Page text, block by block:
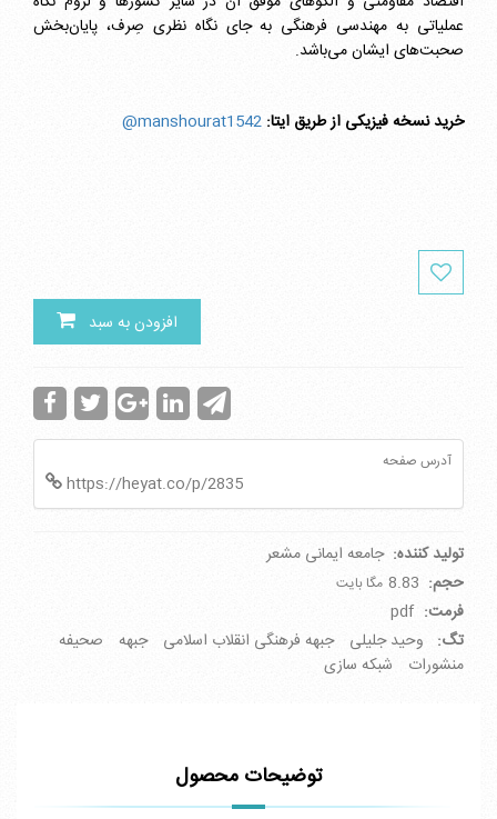
عملیاتی به مهندسی فرهنگی به جای نگاه نظری صِرف، پایان‌بخش
صحبت‌های ایشان می‌باشد.
خرید نسخه فیزیکی از طریق ایتا: manshourat1542@
افزودن به سبد
آدرس صفحه
https://heyat.co/p/2835
تولید کننده: جامعه ایمانی مشعر
حجم: 8.83 مگا بایت
فرمت: pdf
تگ: وحید جلیلی جبهه فرهنگی انقلاب اسلامی جبهه
صحیفه
منشورات
شبکه سازی
توضیحات محصول